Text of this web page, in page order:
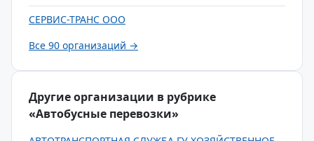
СЕРВИС-ТРАНС ООО
Все 90 организаций →
Другие организации в рубрике
«Автобусные перевозки»